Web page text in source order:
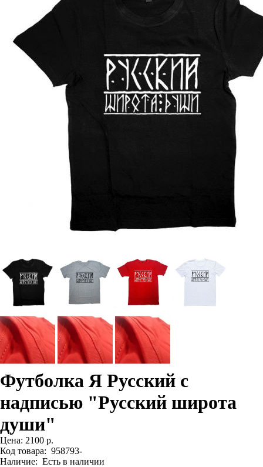
Футболка Я Русский с
надписью "Русский широта
души"
Цена: 2100 р.
Код товара: 958793-
Наличие: Есть в наличии